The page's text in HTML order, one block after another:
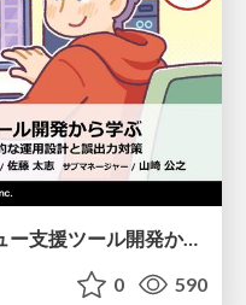
【CEDEC2026】コードレビュー支援ツール開発から学ぶ：LLMを用いた業務システムの実践的な運用設計と誤出力対策
0 590